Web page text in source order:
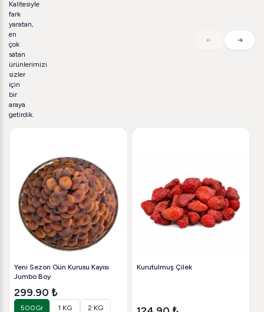
Kalitesiyle
fark
yaratan,
en
çok
satan
ürünlerimizi
sizler
için
bir
araya
getirdik.
Yeni Sezon Gün Kurusu Kayısı
Jumbo Boy
299.90 ₺
500Gr 1 KG 2 KG
Kurutulmuş Çilek